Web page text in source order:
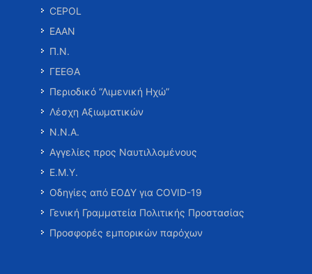
CEPOL
ΕΑΑΝ
Π.Ν.
ΓΕΕΘΑ
Περιοδικό “Λιμενική Ηχώ”
Λέσχη Αξιωματικών
Ν.Ν.Α.
Αγγελίες προς Ναυτιλλομένους
Ε.Μ.Υ.
Οδηγίες από ΕΟΔΥ για COVID-19
Γενική Γραμματεία Πολιτικής Προστασίας
Προσφορές εμπορικών παρόχων